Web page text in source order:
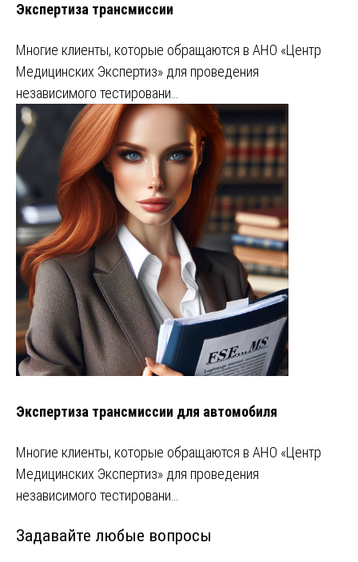
Экспертиза трансмиссии
Многие клиенты, которые обращаются в АНО «Центр
Медицинских Экспертиз» для проведения
независимого тестировани…
Экспертиза трансмиссии для автомобиля
Многие клиенты, которые обращаются в АНО «Центр
Медицинских Экспертиз» для проведения
независимого тестировани…
Задавайте любые вопросы